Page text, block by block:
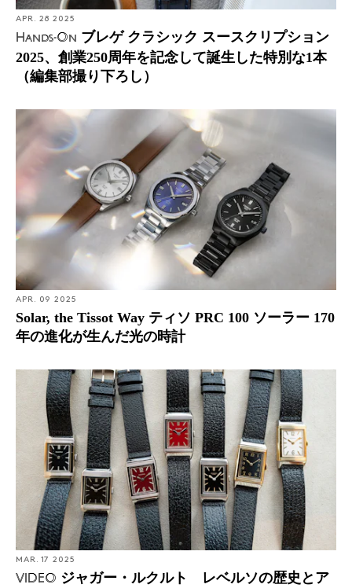
APR. 28 2025
Hands-On ブレゲ クラシック スースクリプション
2025、創業250周年を記念して誕生した特別な1本
（編集部撮り下ろし）
APR. 09 2025
Solar, the Tissot Way ティソ PRC 100 ソーラー 170
年の進化が生んだ光の時計
MAR. 17 2025
VIDEO ジャガー・ルクルト レベルソの歴史とア